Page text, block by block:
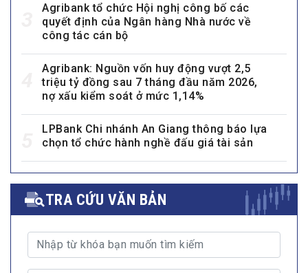
Agribank tổ chức Hội nghị công bố các
quyết định của Ngân hàng Nhà nước về
công tác cán bộ
Agribank: Nguồn vốn huy động vượt 2,5
triệu tỷ đồng sau 7 tháng đầu năm 2026,
nợ xấu kiểm soát ở mức 1,14%
LPBank Chi nhánh An Giang thông báo lựa
chọn tổ chức hành nghề đấu giá tài sản
TRA CỨU VĂN BẢN